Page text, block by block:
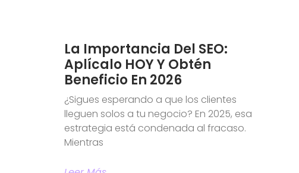
La Importancia Del SEO:
Aplícalo HOY Y Obtén
Beneficio En 2026
¿Sigues esperando a que los clientes
lleguen solos a tu negocio? En 2025, esa
estrategia está condenada al fracaso.
Mientras